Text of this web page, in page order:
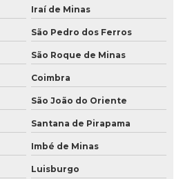
Iraí de Minas
São Pedro dos Ferros
São Roque de Minas
Coimbra
São João do Oriente
Santana de Pirapama
Imbé de Minas
Luisburgo